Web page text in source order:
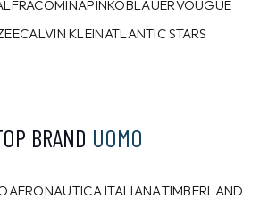
FRACOMINAPINKOBLAUERVOUGUE
CALVIN KLEINATLANTIC STARS
BRAND UOMO
AERONAUTICA ITALIANATIMBERLAND